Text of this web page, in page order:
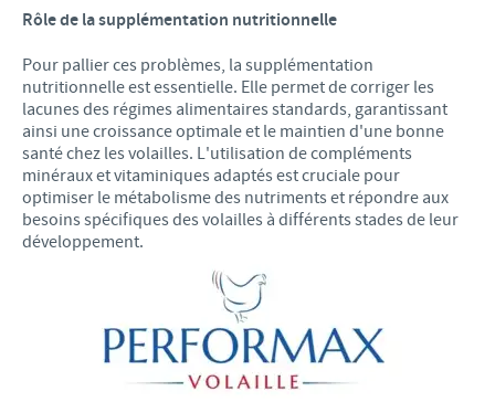
Rôle de la supplémentation nutritionnelle
Pour pallier ces problèmes, la supplémentation
nutritionnelle est essentielle. Elle permet de corriger les
lacunes des régimes alimentaires standards, garantissant
ainsi une croissance optimale et le maintien d'une bonne
santé chez les volailles. L'utilisation de compléments
minéraux et vitaminiques adaptés est cruciale pour
optimiser le métabolisme des nutriments et répondre aux
besoins spécifiques des volailles à différents stades de leur
développement.